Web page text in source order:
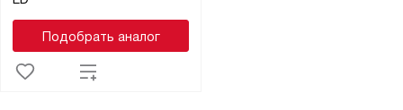
Подобрать аналог